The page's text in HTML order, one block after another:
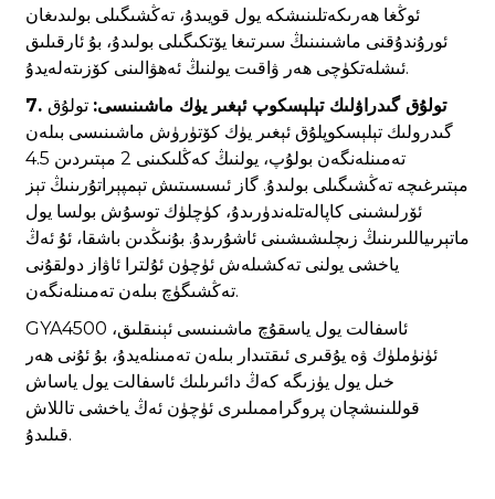
ئوڭغا ھەرىكەتلىنىشكە يول قويىدۇ، تەڭشىگىلى بولىدىغان
ئورۇندۇقنى ماشىنىنىڭ سىرتىغا يۆتكىگىلى بولىدۇ، بۇ ئارقىلىق
ئىشلەتكۈچى ھەر ۋاقىت يولنىڭ ئەھۋالىنى كۆزىتەلەيدۇ.
7. تولۇق گىدراۋلىك تېلېسكوپ ئېغىر يۈك ماشىنىسى: تولۇق
گىدرولىك تېلېسكوپلۇق ئېغىر يۈك كۆتۈرۈش ماشىنىسى بىلەن
تەمىنلەنگەن بولۇپ، يولنىڭ كەڭلىكىنى 2 مېتىردىن 4.5
مېتىرغىچە تەڭشىگىلى بولىدۇ. گاز ئىسسىتىش تېمپېراتۇرىنىڭ تېز
ئۆرلىشىنى كاپالەتلەندۈرىدۇ، كۈچلۈك توسۇش بولسا يول
ماتېرىياللىرىنىڭ زىچلىشىشىنى ئاشۇرىدۇ. بۇنىڭدىن باشقا، ئۇ ئەڭ
ياخشى يولنى تەكشىلەش ئۈچۈن ئۇلترا ئاۋاز دولقۇنى
تەڭشىگۈچ بىلەن تەمىنلەنگەن.
GYA4500 ئاسفالت يول ياسقۇچ ماشىنىسى ئېنىقلىق،
ئۈنۈملۈك ۋە يۇقىرى ئىقتىدار بىلەن تەمىنلەيدۇ، بۇ ئۇنى ھەر
خىل يول يۈزىگە كەڭ دائىرىلىك ئاسفالت يول ياساش
قوللىنىشچان پروگراممىلىرى ئۈچۈن ئەڭ ياخشى تاللاش
قىلىدۇ.